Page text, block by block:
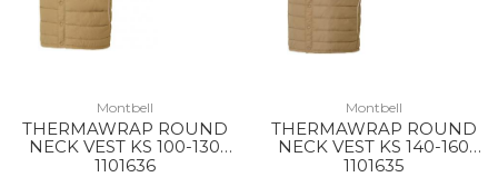
Montbell
THERMAWRAP ROUND
NECK VEST KS 100-130
LT/MT
1101636
Montbell
THERMAWRAP ROUND
NECK VEST KS 140-160
LT/MT
1101635